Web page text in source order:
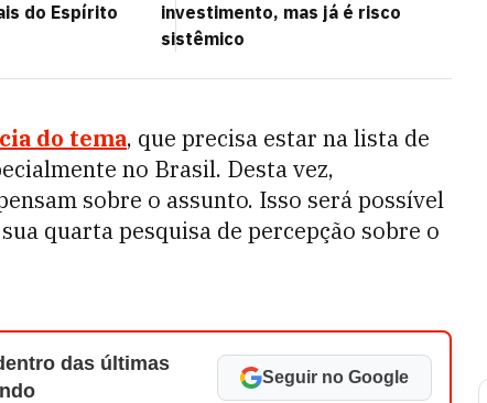
do Espírito
investimento, mas já é risco
sistêmico
do tema, que precisa estar na lista de
no Brasil. Desta vez,
sobre o assunto. Isso será possível
quarta pesquisa de percepção sobre o
das últimas
Seguir no Google